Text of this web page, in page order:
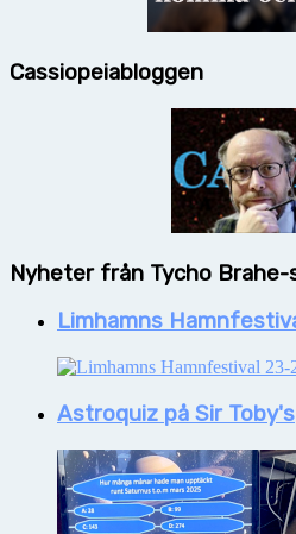
Cassiopeiabloggen
Nyheter från Tycho Brahe-
Limhamns
Astroquiz på Sir Toby's